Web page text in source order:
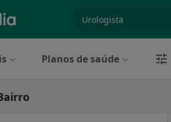
Planos de saúde